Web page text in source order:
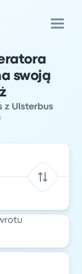
swoją
z Ulsterbus